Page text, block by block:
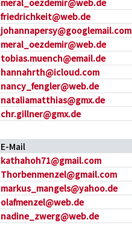
meral_oezdemir@web.de
friedrichkeit@web.de
johannapersy@googlemail.com
meral_oezdemir@web.de
tobias.muench@email.de
hannahrth@icloud.com
nancy_fengler@web.de
nataliamatthias@gmx.de
chr.gillner@gmx.de
E-Mail
kathahoh71@gmail.com
Thorbenmenzel@gmail.com
markus_mangels@yahoo.de
olafmenzel@web.de
nadine_zwerg@web.de